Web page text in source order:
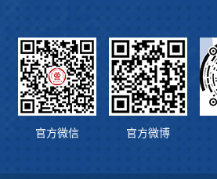
官方微信 官方微博